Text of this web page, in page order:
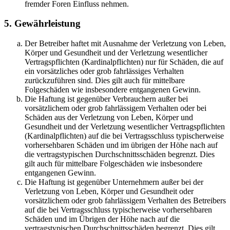
fremder Foren Einfluss nehmen.
5. Gewährleistung
Der Betreiber haftet mit Ausnahme der Verletzung von Leben,
Körper und Gesundheit und der Verletzung wesentlicher
Vertragspflichten (Kardinalpflichten) nur für Schäden, die auf
ein vorsätzliches oder grob fahrlässiges Verhalten
zurückzuführen sind. Dies gilt auch für mittelbare
Folgeschäden wie insbesondere entgangenen Gewinn.
Die Haftung ist gegenüber Verbrauchern außer bei
vorsätzlichem oder grob fahrlässigem Verhalten oder bei
Schäden aus der Verletzung von Leben, Körper und
Gesundheit und der Verletzung wesentlicher Vertragspflichten
(Kardinalpflichten) auf die bei Vertragsschluss typischerweise
vorhersehbaren Schäden und im übrigen der Höhe nach auf
die vertragstypischen Durchschnittsschäden begrenzt. Dies
gilt auch für mittelbare Folgeschäden wie insbesondere
entgangenen Gewinn.
Die Haftung ist gegenüber Unternehmern außer bei der
Verletzung von Leben, Körper und Gesundheit oder
vorsätzlichem oder grob fahrlässigem Verhalten des Betreibers
auf die bei Vertragsschluss typischerweise vorhersehbaren
Schäden und im Übrigen der Höhe nach auf die
vertragstypischen Durchschnittsschäden begrenzt. Dies gilt